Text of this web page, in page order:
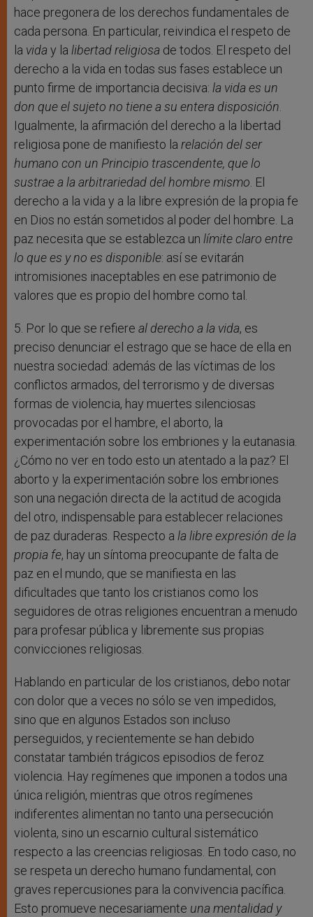
hace pregonera de los derechos fundamentales de
cada persona. En particular, reivindica el respeto de
la vida y la libertad religiosa de todos. El respeto del
derecho a la vida en todas sus fases establece un
punto firme de importancia decisiva: la vida es un
don que el sujeto no tiene a su entera disposición.
Igualmente, la afirmación del derecho a la libertad
religiosa pone de manifiesto la relación del ser
humano con un Principio trascendente, que lo
sustrae a la arbitrariedad del hombre mismo. El
derecho a la vida y a la libre expresión de la propia fe
en Dios no están sometidos al poder del hombre. La
paz necesita que se establezca un límite claro entre
lo que es y no es disponible: así se evitarán
intromisiones inaceptables en ese patrimonio de
valores que es propio del hombre como tal.
5. Por lo que se refiere al derecho a la vida, es
preciso denunciar el estrago que se hace de ella en
nuestra sociedad: además de las víctimas de los
conflictos armados, del terrorismo y de diversas
formas de violencia, hay muertes silenciosas
provocadas por el hambre, el aborto, la
experimentación sobre los embriones y la eutanasia.
¿Cómo no ver en todo esto un atentado a la paz? El
aborto y la experimentación sobre los embriones
son una negación directa de la actitud de acogida
del otro, indispensable para establecer relaciones
de paz duraderas. Respecto a la libre expresión de la
propia fe, hay un síntoma preocupante de falta de
paz en el mundo, que se manifiesta en las
dificultades que tanto los cristianos como los
seguidores de otras religiones encuentran a menudo
para profesar pública y libremente sus propias
convicciones religiosas.
Hablando en particular de los cristianos, debo notar
con dolor que a veces no sólo se ven impedidos,
sino que en algunos Estados son incluso
perseguidos, y recientemente se han debido
constatar también trágicos episodios de feroz
violencia. Hay regímenes que imponen a todos una
única religión, mientras que otros regímenes
indiferentes alimentan no tanto una persecución
violenta, sino un escarnio cultural sistemático
respecto a las creencias religiosas. En todo caso, no
se respeta un derecho humano fundamental, con
graves repercusiones para la convivencia pacífica.
Esto promueve necesariamente una mentalidad y